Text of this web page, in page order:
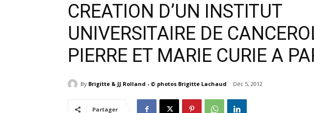
CREATION D’UN INSTITUT
UNIVERSITAIRE DE
PIERRE ET MARIE CURIE A
By Brigitte & JJ Rolland - © photos Brigitte Lachaud Déc 5, 2012
Partager